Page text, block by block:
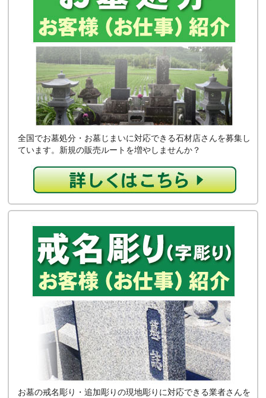
全国でお墓処分・お墓じまいに対応できる石材店さんを募集し
ています。新規の販売ルートを増やしませんか？
お墓の戒名彫り・追加彫りの現地彫りに対応できる業者さんを